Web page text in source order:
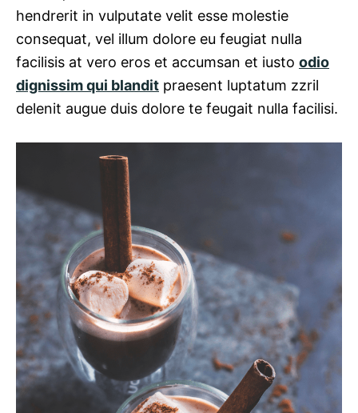
hendrerit in vulputate velit esse molestie
consequat, vel illum dolore eu feugiat nulla
facilisis at vero eros et accumsan et iusto odio
dignissim qui blandit praesent luptatum zzril
delenit augue duis dolore te feugait nulla facilisi.